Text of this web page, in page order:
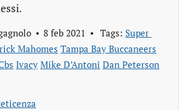
8 feb 2021 Tags: Super
Mahomes Tampa Bay Buccaneers
Ivacy Mike D’Antoni Dan Peterson